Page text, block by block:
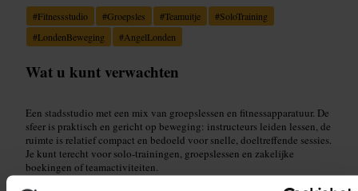
#Fitnessstudio #Groepsles #Teamuitje #SoloTraining
#LondenBeweging #AngelLonden
Wat u kunt verwachten
Een stadsstudio met een mix van groepslessen en fitnessapparatuur. De
sfeer is praktisch en gericht op beweging: instructeurs leiden lessen, de
ruimte is relatief compact en bedoeld voor snelle, doeltreffende sessies.
Je kunt terecht voor solo-trainingen, groepslessen en zakelijke
boekingen of teamactiviteiten.